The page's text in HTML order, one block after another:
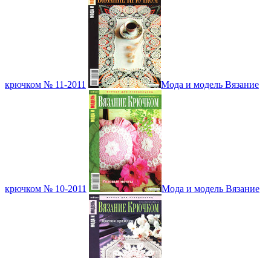
крючком № 11-2011 Мода и модель Вязание
крючком № 10-2011 Мода и модель Вязание